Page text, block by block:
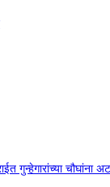
गुन्हेगारांच्या चौघांना